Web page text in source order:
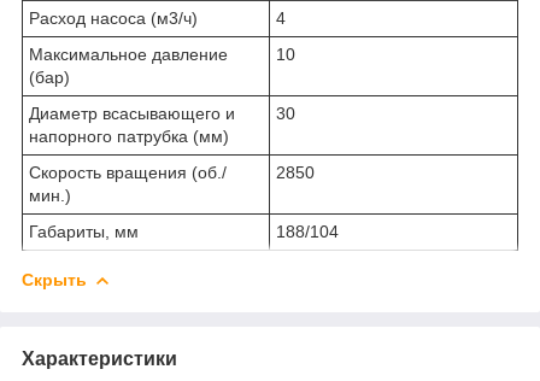
Расход насоса (м3/ч)
4
Максимальное давление
(бар)
10
Диаметр всасывающего и
напорного патрубка (мм)
30
Скорость вращения (об./
мин.)
2850
Габариты, мм 188/104
Скрыть
Характеристики